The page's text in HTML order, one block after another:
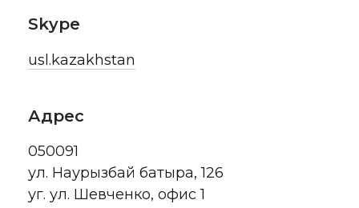
Адрес
050091
ул. Наурызбай батыра, 126
уг. ул. Шевченко, офис 1
Skype
usl.kazakhstan